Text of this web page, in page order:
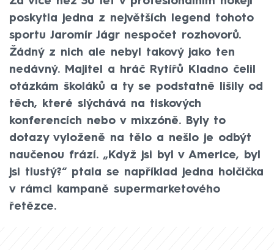
poskytla jedna z největších legend tohoto
sportu Jaromír Jágr nespočet rozhovorů.
Žádný z nich ale nebyl takový jako ten
nedávný. Majitel a hráč Rytířů Kladno čelil
otázkám školáků a ty se podstatně lišily od
těch, které slýchává na tiskových
konferencích nebo v mixzóně. Byly to
dotazy vyloženě na tělo a nešlo je odbýt
naučenou frází. „Když jsi byl v Americe, byl
jsi tlustý?“ ptala se například jedna holčička
v rámci kampaně supermarketového
řetězce.